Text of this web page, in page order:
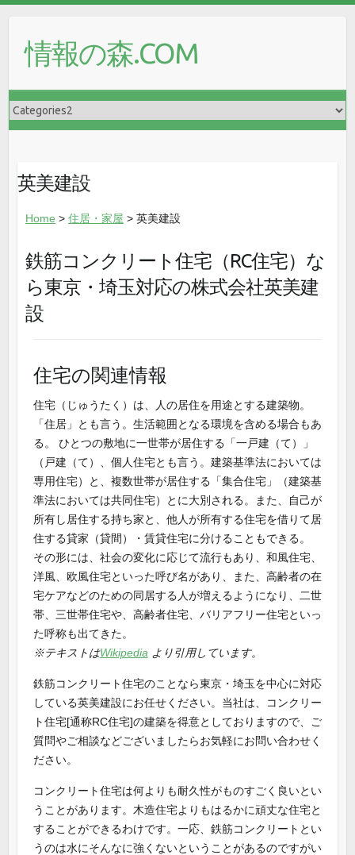
情報の森.COM
英美建設
Home > 住居・家屋 > 英美建設
鉄筋コンクリート住宅（RC住宅）な
ら東京・埼玉対応の株式会社英美建
設
住宅の関連情報
住宅（じゅうたく）は、人の居住を用途とする建築物。
「住居」とも言う。生活範囲となる環境を含める場合もあ
る。 ひとつの敷地に一世帯が居住する「一戸建（て）」
（戸建（て）、個人住宅とも言う。建築基準法においては
専用住宅）と、複数世帯が居住する「集合住宅」（建築基
準法においては共同住宅）とに大別される。また、自己が
所有し居住する持ち家と、他人が所有する住宅を借りて居
住する貸家（貸間）・賃貸住宅に分けることもできる。
その形には、社会の変化に応じて流行もあり、和風住宅、
洋風、欧風住宅といった呼び名があり、また、高齢者の在
宅ケアなどのための同居する人が増えるようになり、二世
帯、三世帯住宅や、高齢者住宅、バリアフリー住宅といっ
た呼称も出てきた。
※テキストはWikipedia より引用しています。
鉄筋コンクリート住宅のことなら東京・埼玉を中心に対応
している英美建設にお任せください。当社は、コンクリー
ト住宅[通称RC住宅]の建築を得意としておりますので、ご
質問やご相談などございましたらお気軽にお問い合わせく
ださい。
コンクリート住宅は何よりも耐久性がものすごく良いとい
うことがあります。木造住宅よりもはるかに頑丈な住宅と
することができるわけです。一応、鉄筋コンクリートとい
うのは水にそんなに強くないということがあるのですがい